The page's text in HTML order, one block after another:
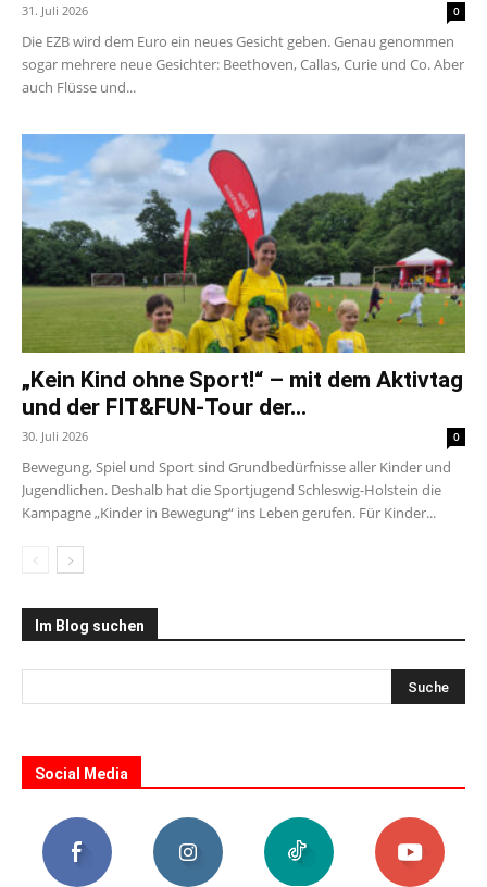
31. Juli 2026 0
Die EZB wird dem Euro ein neues Gesicht geben. Genau genommen
sogar mehrere neue Gesichter: Beethoven, Callas, Curie und Co. Aber
auch Flüsse und...
„Kein Kind ohne Sport!“ – mit dem Aktivtag
und der FIT&FUN-Tour der...
30. Juli 2026 0
Bewegung, Spiel und Sport sind Grundbedürfnisse aller Kinder und
Jugendlichen. Deshalb hat die Sportjugend Schleswig-Holstein die
Kampagne „Kinder in Bewegung“ ins Leben gerufen. Für Kinder...
Im Blog suchen
Social Media